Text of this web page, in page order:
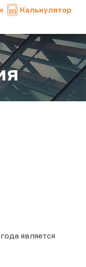
Калькулятор
является